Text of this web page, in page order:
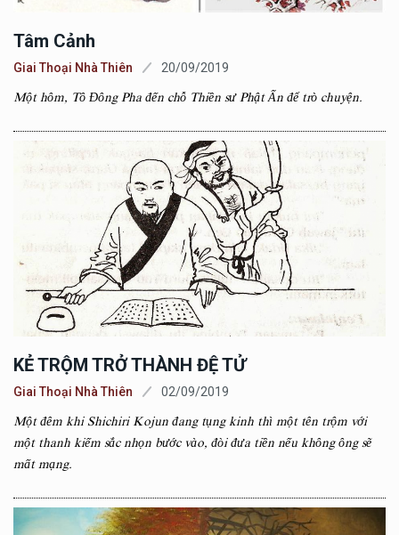
Tâm Cảnh
Giai Thoại Nhà Thiên 20/09/2019
Một hôm, Tô Đông Pha đến chỗ Thiền sư Phật Ấn để trò chuyện.
KẺ TRỘM TRỞ THÀNH ĐỆ TỬ
Giai Thoại Nhà Thiên 02/09/2019
Một đêm khi Shichiri Kojun đang tụng kinh thì một tên trộm với
một thanh kiếm sắc nhọn bước vào, đòi đưa tiền nếu không ông sẽ
mất mạng.